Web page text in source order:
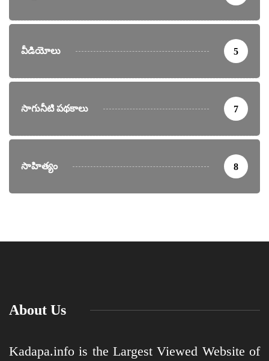
వీడియోలు 5
సాగునీటి పథకాలు 7
సాహిత్యం 8
About Us
Kadapa.info is the Largest Viewed Website of